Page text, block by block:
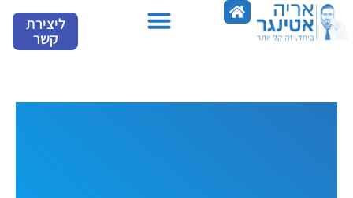
דילוג
לתוכן
ליצירת
קשר